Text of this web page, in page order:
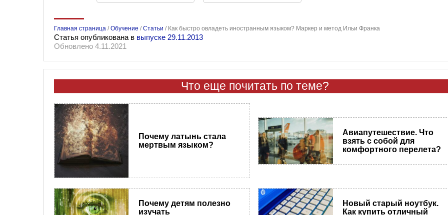
Главная страница /Обучение /Статьи / Как быстро овладеть иностранным языком? Маркер и метод Ильи Франка
Статья опубликована в выпуске 29.11.2013
Обновлено 4.11.2021
Что еще почитать по теме?
Почему латынь стала
мертвым языком?
Авиапутешествие. Что
взять с собой для
комфортного перелета?
Почему детям полезно
изучать
Новый старый ноутбук.
Как купить отличный